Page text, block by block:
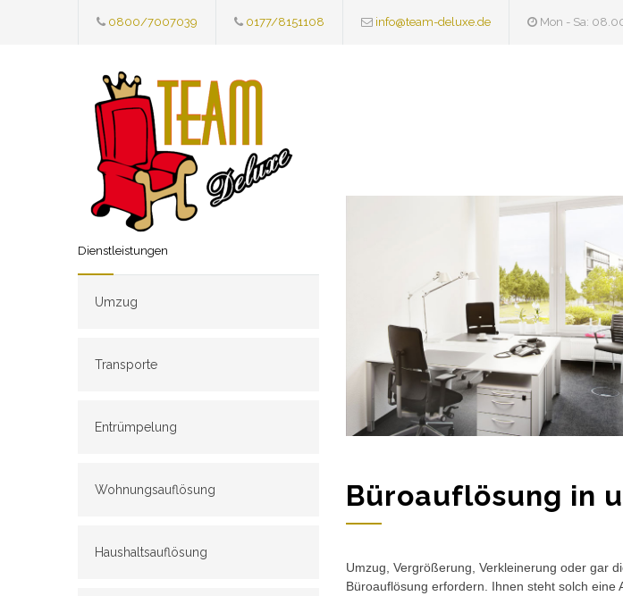
0800/7007039 0177/8151108 info@team-deluxe.de Mon - Sa:
Dienstleistungen
Umzug
Transporte
Entrümpelung
Wohnungsauflösung
Haushaltsauflösung
Büroauflösung in
Umzug, Vergrößerung, Verkleinerung oder gar
Büroauflösung erfordern. Ihnen steht solch